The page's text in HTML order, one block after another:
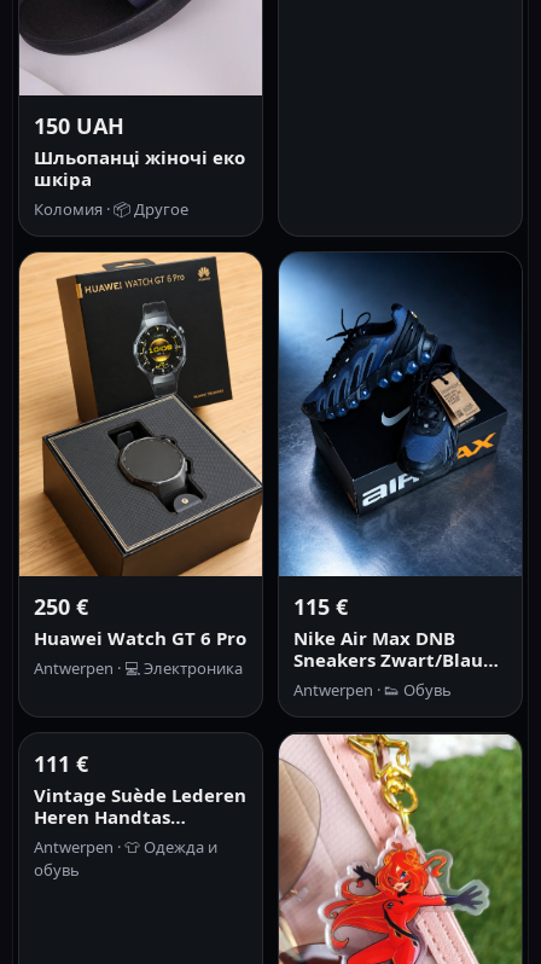
150 UAH
Шльопанці жіночі еко
шкіра
Коломия ·📦Другое
250 €
Huawei Watch GT 6 Pro
Antwerpen · 💻Электроника
115 €
Nike Air Max DNB
Sneakers Zwart/Blauw
- Maat 46
Antwerpen ·👟 Обувь
111 €
Vintage Suède Lederen
Heren Handtas
Mannelijke Schouder
Koerierstas Reistassen
Originele Casual
Antwerpen ·👕Одежда и
обувь